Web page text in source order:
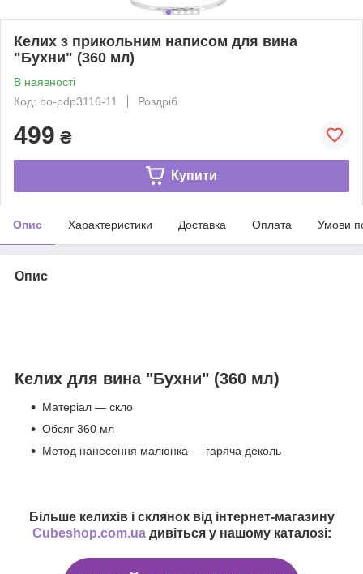
Келих з прикольним написом для вина
"Бухни" (360 мл)
В наявності
Код: bo-pdp3116-11
Роздріб
499 ₴
Купити
Опис Характеристики Доставка Оплата Умови
Опис
Келих для вина "Бухни" (360 мл)
Матеріал — скло
Обсяг 360 мл
Метод нанесення малюнка — гаряча деколь
Більше келихів і склянок від інтернет-магазину
Cubeshop.com.uaдивіться у нашому каталозі: